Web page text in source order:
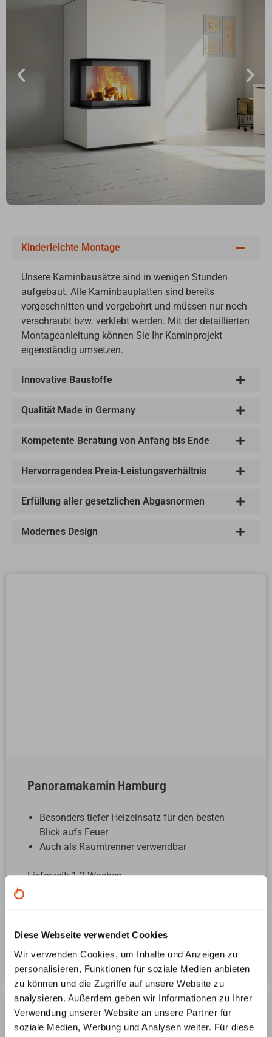
Diese Webseite verwendet Cookies
Wir verwenden Cookies, um Inhalte und Anzeigen zu
personalisieren, Funktionen für soziale Medien anbieten
zu können und die Zugriffe auf unsere Website zu
analysieren. Außerdem geben wir Informationen zu Ihrer
Verwendung unserer Website an unsere Partner für
soziale Medien, Werbung und Analysen weiter. Für diese
Kinderleichte Montage
Unsere Kaminbausätze sind in wenigen Stunden
aufgebaut. Alle Kaminbauplatten sind bereits
vorgeschnitten und vorgebohrt und müssen nur noch
verschraubt bzw. verklebt werden. Mit der detaillierten
Montageanleitung können Sie Ihr Kaminprojekt
eigenständig umsetzen.
Innovative Baustoffe
Qualität Made in Germany
Kompetente Beratung von Anfang bis Ende
Hervorragendes Preis-Leistungsverhältnis
Erfüllung aller gesetzlichen Abgasnormen
Modernes Design
Panoramakamin Hamburg
Besonders tiefer Heizeinsatz für den besten
Blick aufs Feuer
Auch als Raumtrenner verwendbar
Lieferzeit: 1-2 Wochen